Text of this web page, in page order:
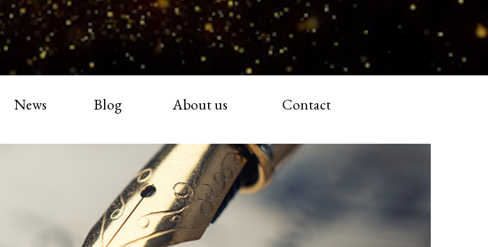
News Blog About us Contact